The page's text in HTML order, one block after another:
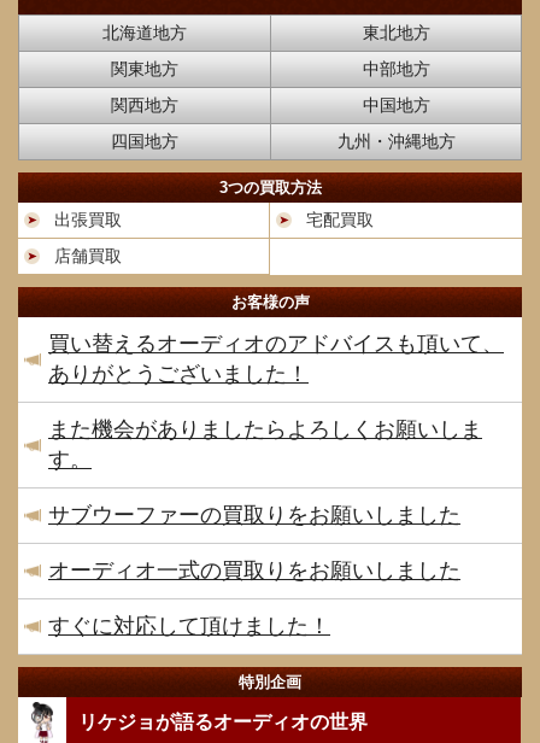
北海道地方
東北地方
関東地方
中部地方
関西地方
中国地方
四国地方
九州・沖縄地方
3つの買取方法
出張買取
宅配買取
店舗買取
お客様の声
買い替えるオーディオのアドバイスも頂いて、
ありがとうございました！
また機会がありましたらよろしくお願いしま
す。
サブウーファーの買取りをお願いしました
オーディオ一式の買取りをお願いしました
すぐに対応して頂けました！
特別企画
リケジョが語るオーディオの世界